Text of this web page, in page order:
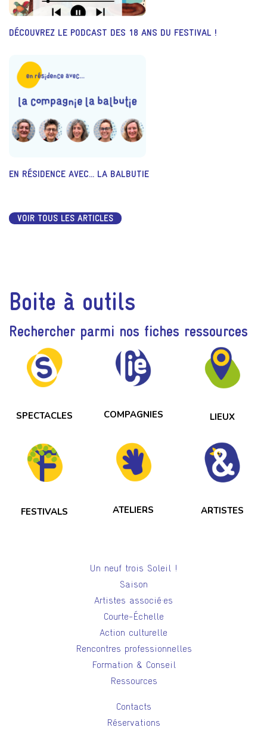
DÉCOUVREZ LE PODCAST DES 18 ANS DU FESTIVAL !
EN RÉSIDENCE AVEC... LA BALBUTIE
VOIR TOUS LES ARTICLES
Boite à outils
Rechercher parmi nos fiches ressources
SPECTACLES COMPAGNIES LIEUX
FESTIVALS ATELIERS ARTISTES
Un neuf trois Soleil !
Saison
Artistes associé·es
Courte-Échelle
Action culturelle
Rencontres professionnelles
Formation & Conseil
Ressources
Contacts
Réservations